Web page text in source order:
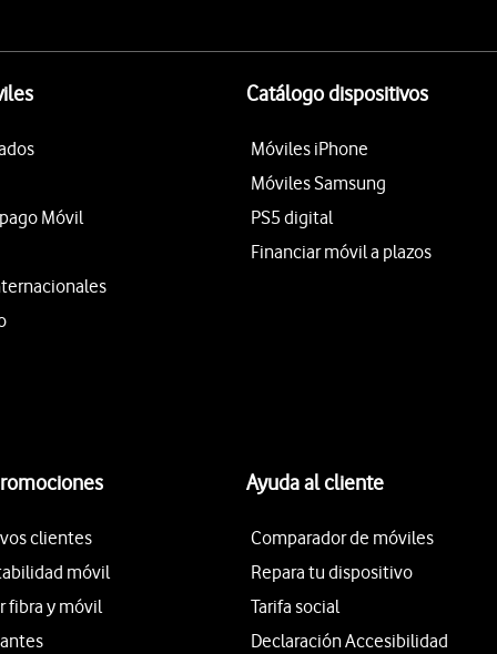
Móvil
Catálogo dispositivos
Móviles iPhone
Móviles Samsung
PS5 digital
Financiar móvil a plazos
clientes
móvil
fibra y móvil
Ayuda al cliente
Comparador de móviles
Repara tu dispositivo
Tarifa social
Declaración Accesibilidad